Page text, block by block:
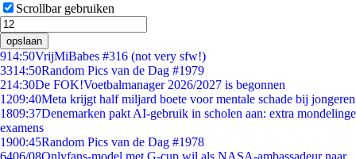
Scrollbar gebruiken
opslaan
914:50VrijMiBabes #316 (not very sfw!)
3314:50Random Pics van de Dag #1979
214:30De FOK!Voetbalmanager 2026/2027 is begonnen
1209:40Meta krijgt half miljard boete voor mentale schade bij jongeren
1809:37Denemarken pakt AI-gebruik in scholen aan: extra mondelinge
examens
1900:45Random Pics van de Dag #1978
6406/08Onlyfans-model met G-cup wil als NASA-ambassadeur naar